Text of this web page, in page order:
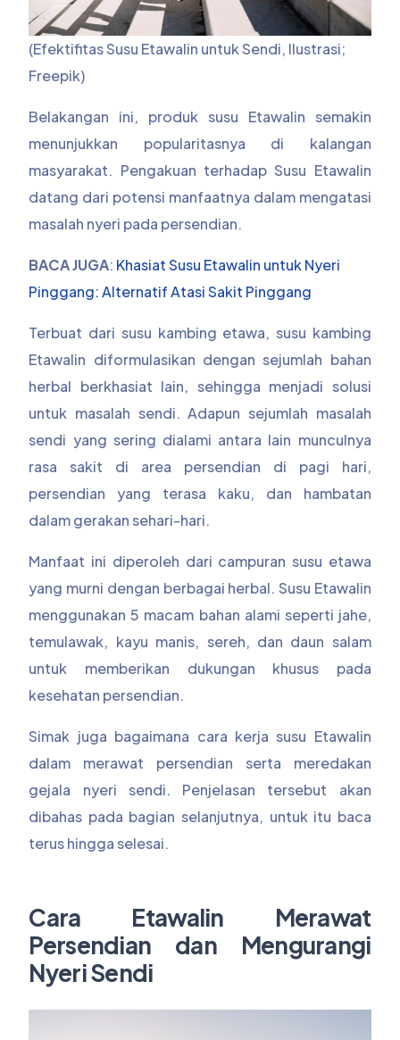
(Efektifitas Susu Etawalin untuk Sendi, Ilustrasi;
Freepik)
Belakangan ini, produk susu Etawalin semakin
menunjukkan popularitasnya di kalangan
masyarakat. Pengakuan terhadap Susu Etawalin
datang dari potensi manfaatnya dalam mengatasi
masalah nyeri pada persendian.
BACA JUGA: Khasiat Susu Etawalin untuk Nyeri
Pinggang: Alternatif Atasi Sakit Pinggang
Terbuat dari susu kambing etawa, susu kambing
Etawalin diformulasikan dengan sejumlah bahan
herbal berkhasiat lain, sehingga menjadi solusi
untuk masalah sendi. Adapun sejumlah masalah
sendi yang sering dialami antara lain munculnya
rasa sakit di area persendian di pagi hari,
persendian yang terasa kaku, dan hambatan
dalam gerakan sehari-hari.
Manfaat ini diperoleh dari campuran susu etawa
yang murni dengan berbagai herbal. Susu Etawalin
menggunakan 5 macam bahan alami seperti jahe,
temulawak, kayu manis, sereh, dan daun salam
untuk memberikan dukungan khusus pada
kesehatan persendian.
Simak juga bagaimana cara kerja susu Etawalin
dalam merawat persendian serta meredakan
gejala nyeri sendi. Penjelasan tersebut akan
dibahas pada bagian selanjutnya, untuk itu baca
terus hingga selesai.
Cara Etawalin Merawat
Persendian dan Mengurangi
Nyeri Sendi